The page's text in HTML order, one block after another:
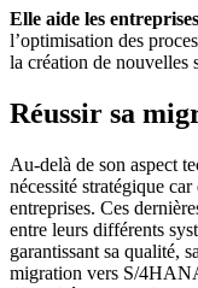
Elle aide les
l’optimisation des
la création de nouvelles
Réussir sa
Au-delà de son aspect
nécessité stratégique
entreprises. Ces
entre leurs différents
garantissant sa qualité,
migration vers S/